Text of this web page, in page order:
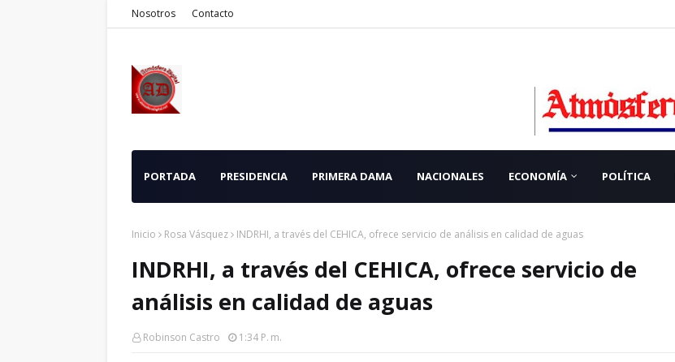
Nosotros Contacto
PORTADA PRESIDENCIA PRIMERA DAMA NACIONALES ECONOMÍA POLÍTICA
Inicio Rosa Vásquez INDRHI, a través del CEHICA, ofrece servicio de análisis en calidad de aguas
INDRHI, a través del CEHICA, ofrece servicio de
análisis en calidad de aguas
Robinson Castro 1:34 P. M.